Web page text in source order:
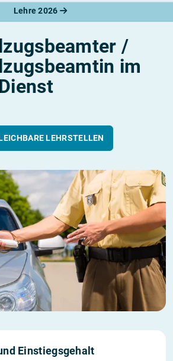
Lehre 2026
/
im
LEHRSTELLEN
Einstiegs­gehalt
€
1’718 €